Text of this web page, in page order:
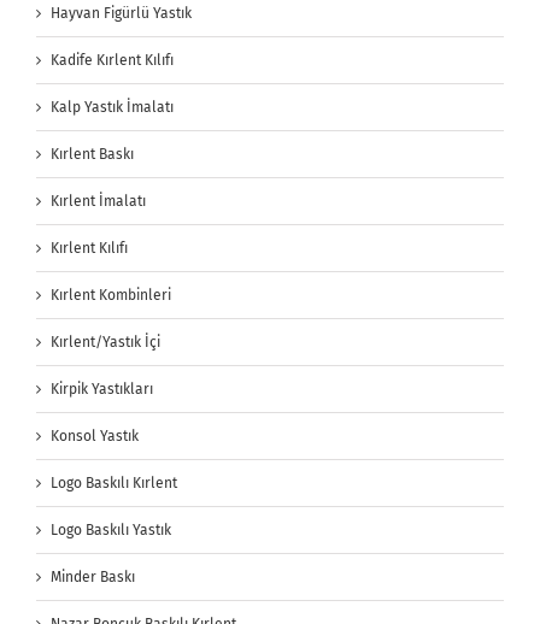
Hayvan Figürlü Yastık
Kadife Kırlent Kılıfı
Kalp Yastık İmalatı
Kırlent Baskı
Kırlent İmalatı
Kırlent Kılıfı
Kırlent Kombinleri
Kırlent/Yastık İçi
Kirpik Yastıkları
Konsol Yastık
Logo Baskılı Kırlent
Logo Baskılı Yastık
Minder Baskı